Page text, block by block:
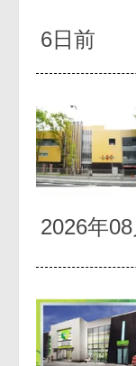
6日前
2026年08